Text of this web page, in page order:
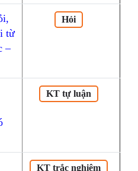
từ
–
Hỏi
KT tự luận
KT trắc nghiệm